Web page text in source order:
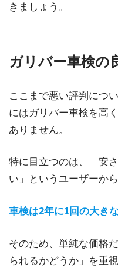
きましょう。
ガリバー車検の
ここまで悪い評判につ
にはガリバー車検を高
ありません。
特に目立つのは、「安
い」というユーザーか
車検は2年に1回の大き
そのため、単純な価格
られるかどうか」を重